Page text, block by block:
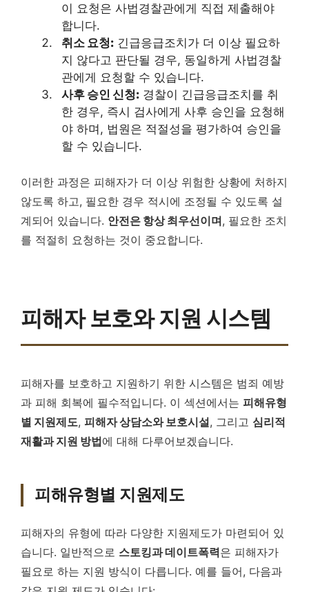
이 요청은 사법경찰관에게 직접 제출해야
합니다.
취소 요청: 긴급응급조치가 더 이상 필요하
지 않다고 판단될 경우, 동일하게 사법경찰
관에게 요청할 수 있습니다.
사후 승인 신청: 경찰이 긴급응급조치를 취
한 경우, 즉시 검사에게 사후 승인을 요청해
야 하며, 법원은 적절성을 평가하여 승인을
할 수 있습니다.
이러한 과정은 피해자가 더 이상 위험한 상황에 처하지
않도록 하고, 필요한 경우 적시에 조정될 수 있도록 설
계되어 있습니다. 안전은 항상 최우선이며, 필요한 조치
를 적절히 요청하는 것이 중요합니다.
피해자 보호와 지원 시스템
피해자를 보호하고 지원하기 위한 시스템은 범죄 예방
과 피해 회복에 필수적입니다. 이 섹션에서는 피해유형
별 지원제도, 피해자 상담소와 보호시설, 그리고 심리적
재활과 지원 방법에 대해 다루어보겠습니다.
피해유형별 지원제도
피해자의 유형에 따라 다양한 지원제도가 마련되어 있
습니다. 일반적으로 스토킹과 데이트폭력은 피해자가
필요로 하는 지원 방식이 다릅니다. 예를 들어, 다음과